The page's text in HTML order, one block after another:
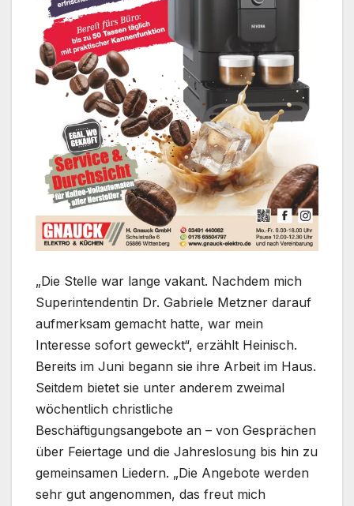
„Die Stelle war lange vakant. Nachdem mich
Superintendentin Dr. Gabriele Metzner darauf
aufmerksam gemacht hatte, war mein
Interesse sofort geweckt“, erzählt Heinisch.
Bereits im Juni begann sie ihre Arbeit im Haus.
Seitdem bietet sie unter anderem zweimal
wöchentlich christliche
Beschäftigungsangebote an – von Gesprächen
über Feiertage und die Jahreslosung bis hin zu
gemeinsamen Liedern. „Die Angebote werden
sehr gut angenommen, das freut mich